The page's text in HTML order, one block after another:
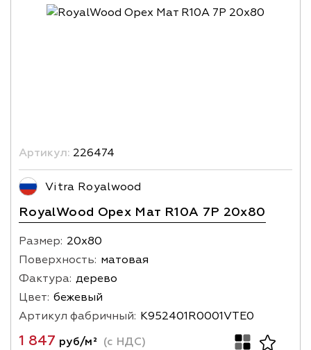
Артикул: 226474
Vitra Royalwood
RoyalWood Орех Мат R10A 7Р 20х80
Размер: 20х80
Поверхность: матовая
Фактура: дерево
Цвет: бежевый
Артикул фабричный: K952401R0001VTE0
1 847 руб/м² (с НДС)